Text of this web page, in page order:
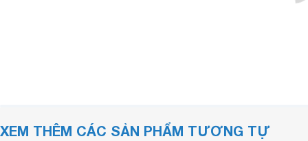
XEM THÊM CÁC SẢN PHẨM TƯƠNG TỰ